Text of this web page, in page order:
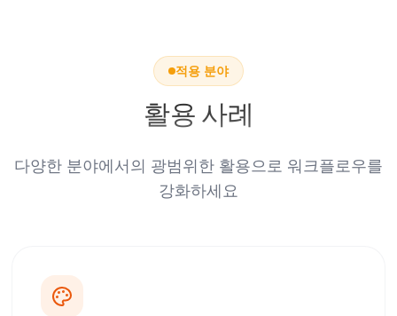
적용 분야
활용 사례
다양한 분야에서의 광범위한 활용으로 워크플로우를
강화하세요